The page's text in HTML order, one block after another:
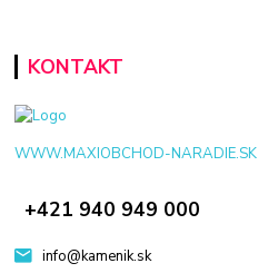
KONTAKT
WWW.MAXIOBCHOD-NARADIE.SK
+421 940 949 000
info@kamenik.sk